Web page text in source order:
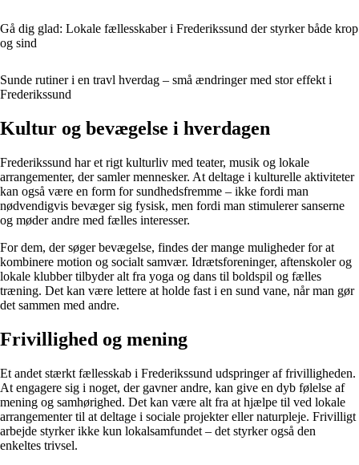
Gå dig glad: Lokale fællesskaber i Frederikssund der styrker både krop
og sind
Sunde rutiner i en travl hverdag – små ændringer med stor effekt i
Frederikssund
Kultur og bevægelse i hverdagen
Frederikssund har et rigt kulturliv med teater, musik og lokale
arrangementer, der samler mennesker. At deltage i kulturelle aktiviteter
kan også være en form for sundhedsfremme – ikke fordi man
nødvendigvis bevæger sig fysisk, men fordi man stimulerer sanserne
og møder andre med fælles interesser.
For dem, der søger bevægelse, findes der mange muligheder for at
kombinere motion og socialt samvær. Idrætsforeninger, aftenskoler og
lokale klubber tilbyder alt fra yoga og dans til boldspil og fælles
træning. Det kan være lettere at holde fast i en sund vane, når man gør
det sammen med andre.
Frivillighed og mening
Et andet stærkt fællesskab i Frederikssund udspringer af frivilligheden.
At engagere sig i noget, der gavner andre, kan give en dyb følelse af
mening og samhørighed. Det kan være alt fra at hjælpe til ved lokale
arrangementer til at deltage i sociale projekter eller naturpleje. Frivilligt
arbejde styrker ikke kun lokalsamfundet – det styrker også den
enkeltes trivsel.